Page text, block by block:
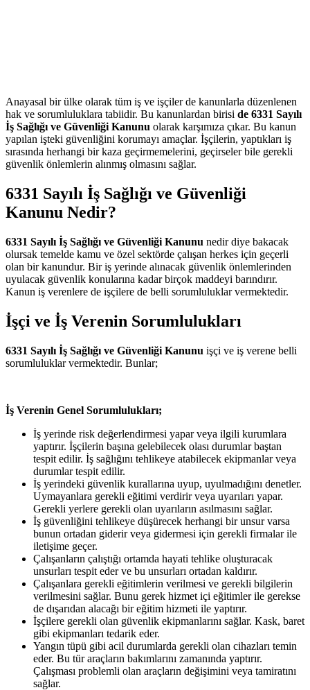
Anayasal bir ülke olarak tüm iş ve işçiler de kanunlarla düzenlenen
hak ve sorumluluklara tabiidir. Bu kanunlardan birisi de 6331 Sayılı
İş Sağlığı ve Güvenliği Kanunu olarak karşımıza çıkar. Bu kanun
yapılan işteki güvenliğini korumayı amaçlar. İşçilerin, yaptıkları iş
sırasında herhangi bir kaza geçirmemelerini, geçirseler bile gerekli
güvenlik önlemlerin alınmış olmasını sağlar.
6331 Sayılı İş Sağlığı ve Güvenliği
Kanunu Nedir?
6331 Sayılı İş Sağlığı ve Güvenliği Kanunu nedir diye bakacak
olursak temelde kamu ve özel sektörde çalışan herkes için geçerli
olan bir kanundur. Bir iş yerinde alınacak güvenlik önlemlerinden
uyulacak güvenlik konularına kadar birçok maddeyi barındırır.
Kanun iş verenlere de işçilere de belli sorumluluklar vermektedir.
İşçi ve İş Verenin Sorumlulukları
6331 Sayılı İş Sağlığı ve Güvenliği Kanunu işçi ve iş verene belli
sorumluluklar vermektedir. Bunlar;
İş Verenin Genel Sorumlulukları;
İş yerinde risk değerlendirmesi yapar veya ilgili kurumlara
yaptırır. İşçilerin başına gelebilecek olası durumlar baştan
tespit edilir. İş sağlığını tehlikeye atabilecek ekipmanlar veya
durumlar tespit edilir.
İş yerindeki güvenlik kurallarına uyup, uyulmadığını denetler.
Uymayanlara gerekli eğitimi verdirir veya uyarıları yapar.
Gerekli yerlere gerekli olan uyarıların asılmasını sağlar.
İş güvenliğini tehlikeye düşürecek herhangi bir unsur varsa
bunun ortadan giderir veya gidermesi için gerekli firmalar ile
iletişime geçer.
Çalışanların çalıştığı ortamda hayati tehlike oluşturacak
unsurları tespit eder ve bu unsurları ortadan kaldırır.
Çalışanlara gerekli eğitimlerin verilmesi ve gerekli bilgilerin
verilmesini sağlar. Bunu gerek hizmet içi eğitimler ile gerekse
de dışarıdan alacağı bir eğitim hizmeti ile yaptırır.
İşçilere gerekli olan güvenlik ekipmanlarını sağlar. Kask, baret
gibi ekipmanları tedarik eder.
Yangın tüpü gibi acil durumlarda gerekli olan cihazları temin
eder. Bu tür araçların bakımlarını zamanında yaptırır.
Çalışması problemli olan araçların değişimini veya tamiratını
sağlar.